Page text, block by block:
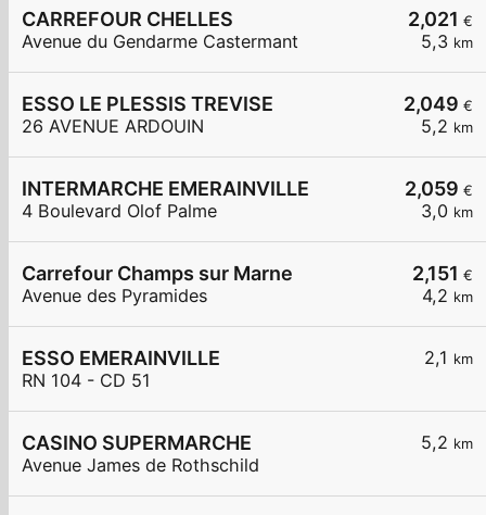
2,021 €
5,3 km
CARREFOUR CHELLES
Avenue du Gendarme Castermant
2,049 €
5,2 km
ESSO LE PLESSIS TREVISE
26 AVENUE ARDOUIN
2,059 €
3,0 km
INTERMARCHE EMERAINVILLE
4 Boulevard Olof Palme
2,151 €
4,2 km
Carrefour Champs sur Marne
Avenue des Pyramides
2,1 km
ESSO EMERAINVILLE
RN 104 - CD 51
5,2 km
CASINO SUPERMARCHE
Avenue James de Rothschild